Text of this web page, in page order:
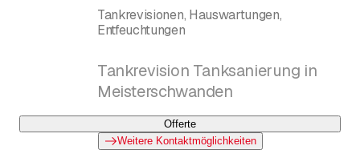
Tankrevisionen, Hauswartungen,
Entfeuchtungen
Tankrevision Tanksanierung in
Meisterschwanden
Offerte
Weitere Kontaktmöglichkeiten